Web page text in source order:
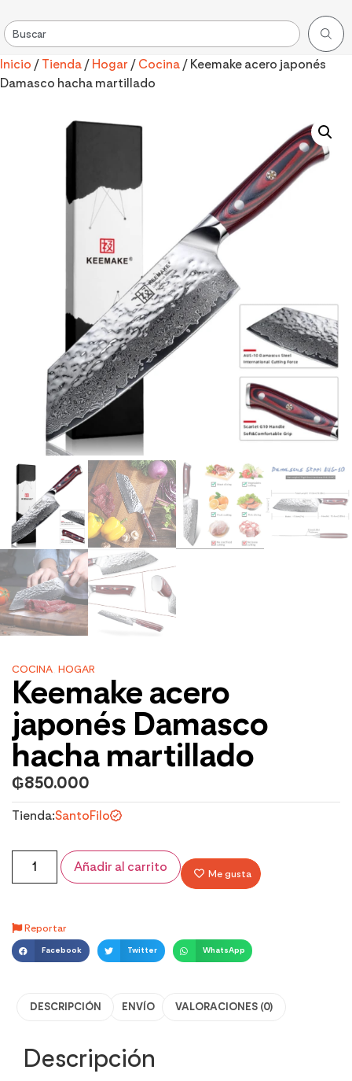
Inicio / Tienda / Hogar / Cocina / Keemake acero japonés
Damasco hacha martillado
COCINA HOGAR
Keemake acero
japonés Damasco
hacha martillado
₲850.000
Tienda:SantoFilo
Añadir al carrito Me gusta
Reportar
Facebook Twitter WhatsApp
DESCRIPCIÓN ENVÍO VALORACIONES (0)
Descripción